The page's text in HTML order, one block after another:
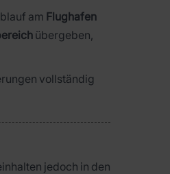
am Flughafen
übergeben,
vollständig
jedoch in den